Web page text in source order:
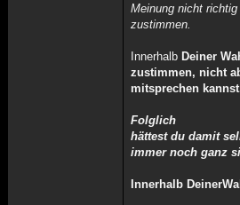
Meinung nicht
zustimmen.
Innerhalb Deiner
zustimmen, nicht
mitsprechen
Folglich
hättest du damit
immer noch ganz
Innerhalb